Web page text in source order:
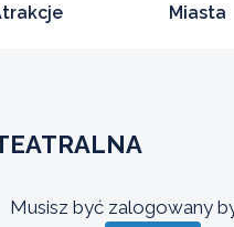
Miasta
Musisz być zalogowany